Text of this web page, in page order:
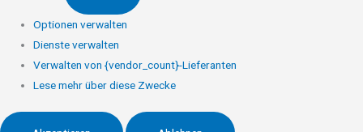
Optionen verwalten
Dienste verwalten
Verwalten von {vendor_count}-Lieferanten
Lese mehr über diese Zwecke